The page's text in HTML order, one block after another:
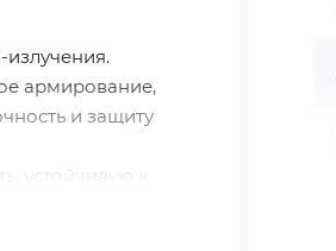
армирование,
и защиту
устойчивую к